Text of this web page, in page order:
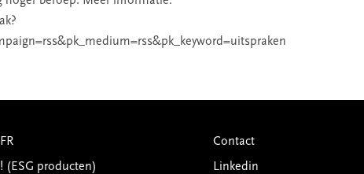
(ESG producten)
Contact
Linkedin